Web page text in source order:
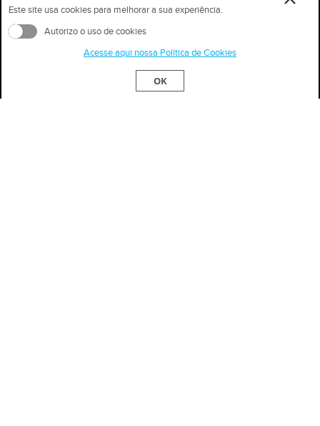
Este site usa cookies para melhorar a sua experiência.
Autorizo o uso de cookies
Acesse aqui nossa Política de Cookies
OK